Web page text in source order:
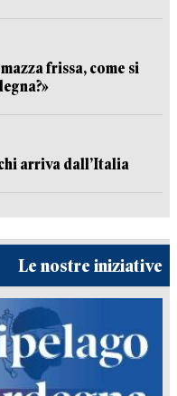
frissa, come si
arriva dall’Italia
Le nostre iniziative